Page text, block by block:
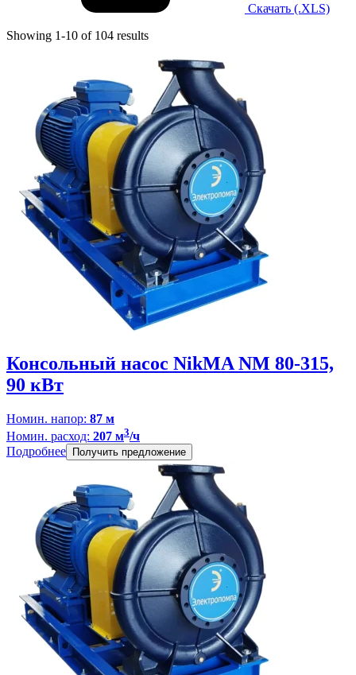
Скачать (.XLS)
Showing 1-10 of 104 results
Консольный насос NikMA NM 80-315,
90 кВт
Номин. напор: 87 м
Номин. расход: 207 м3/ч
Подробнее
Получить предложение